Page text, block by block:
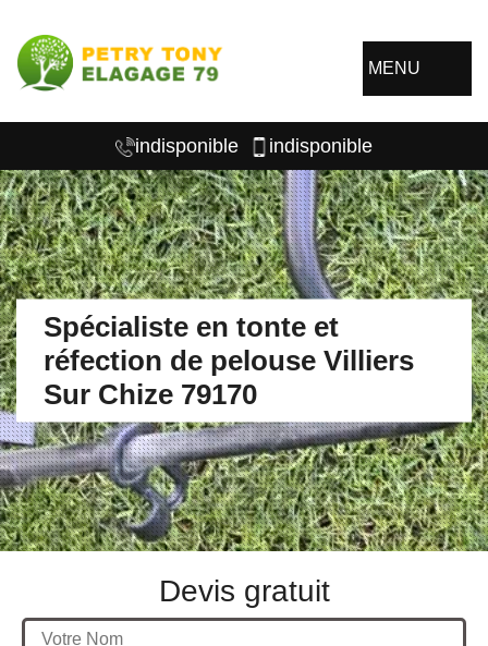
MENU
indisponible indisponible
Spécialiste en tonte et
réfection de pelouse Villiers
Sur Chize 79170
Devis gratuit